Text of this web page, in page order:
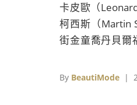
卡皮歐（
柯西斯（Martin
街金童喬丹貝爾
睹這位憑著金錢
By BeautiMode |